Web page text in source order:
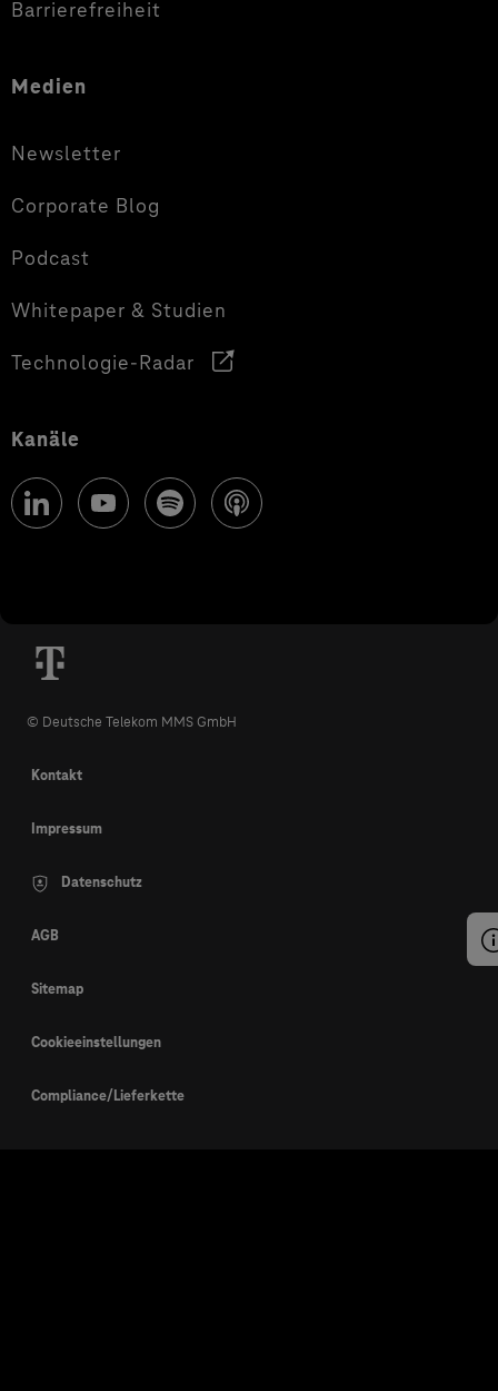
Barrierefreiheit
Medien
Newsletter
Corporate Blog
Podcast
Whitepaper & Studien
Technologie-Radar
Kanäle
© Deutsche Telekom MMS GmbH
Kontakt
Impressum
Datenschutz
AGB
Sitemap
Cookieeinstellungen
Compliance/Lieferkette